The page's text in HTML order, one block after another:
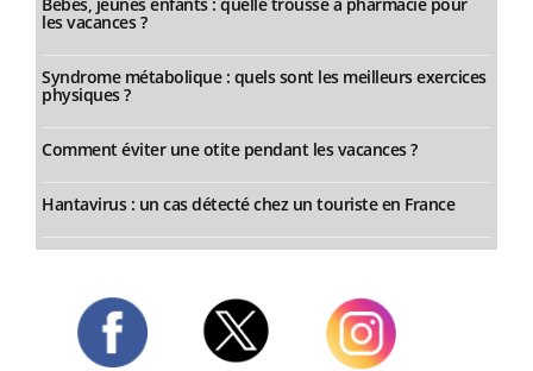
les vacances ?
Syndrome métabolique : quels sont les meilleurs exercices
physiques ?
Comment éviter une otite pendant les vacances ?
Hantavirus : un cas détecté chez un touriste en France